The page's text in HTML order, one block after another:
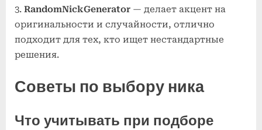
RandomNickGenerator — делает акцент на
оригинальности и случайности, отлично
подходит для тех, кто ищет нестандартные
решения.
Советы по выбору ника
Что учитывать при подборе